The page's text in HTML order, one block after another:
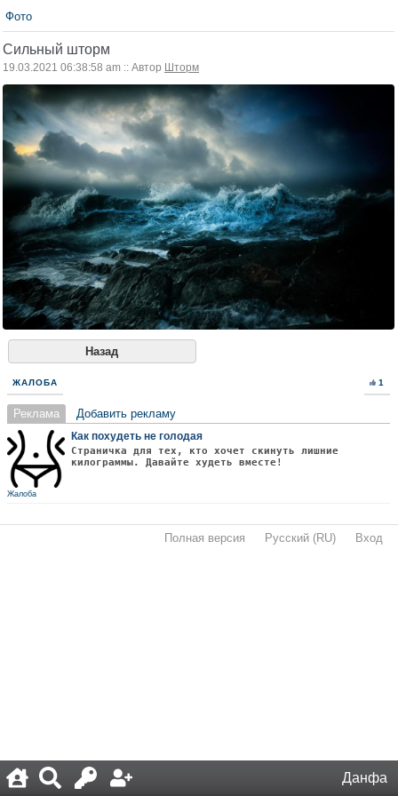
Данфа
Фото
Сильный шторм
19.03.2021 06:38:58 am :: Автор Шторм
Назад
ЖАЛОБА 1
Реклама Добавить рекламу
Как похудеть не голодая
Страничка для тех, кто хочет скинуть лишние
килограммы. Давайте худеть вместе!
Жалоба
Полная версия Русский (RU) Вход